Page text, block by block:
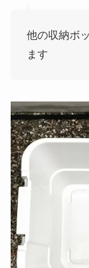
他の収納ボ
ます